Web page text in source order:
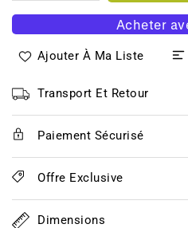
Grapefruit
Marie
quantité
Grapefruit
Marie
Ajouter À Ma Liste
Transport Et Retour
Paiement Sécurisé
Offre Exclusive
Dimensions